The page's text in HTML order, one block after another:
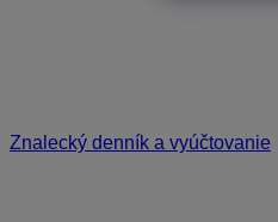
Znalecký denník a vyúčtovanie